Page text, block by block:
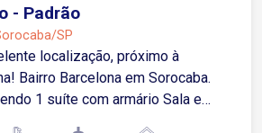
- Padrão
SP
localização, próximo à
1 suíte com armário Sala em